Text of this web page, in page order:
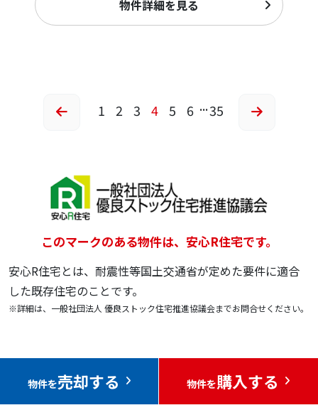
物件詳細を見る
1 2 3 4 5 6 ...35
このマークのある物件は、安心R住宅です。
安心R住宅とは、耐震性等国土交通省が定めた要件に適合
した既存住宅のことです。
※詳細は、一般社団法人 優良ストック住宅推進協議会までお問合せください。
物件を売却する 物件を購入する